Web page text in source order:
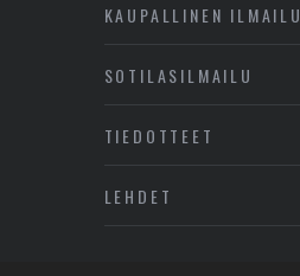
KAUPALLINEN ILMAILU
SOTILASILMAILU
TIEDOTTEET
LEHDET